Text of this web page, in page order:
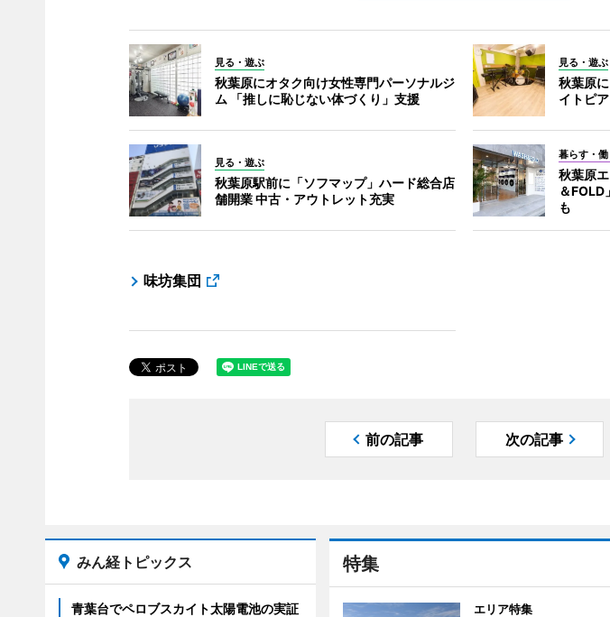
見る・遊ぶ
秋葉原にオタク向け女性専門パーソナルジ
ム 「推しに恥じない体づくり」支援
見る・遊ぶ
秋葉原
イトピ
見る・遊ぶ
秋葉原駅前に「ソフマップ」ハード総合店
舗開業 中古・アウトレット充実
暮らす・働
秋葉原
＆
も
味坊集団
前の記事 次の記事
特集
エリア特集
みん経トピックス
青葉台でペロブスカイト太陽電池の実証